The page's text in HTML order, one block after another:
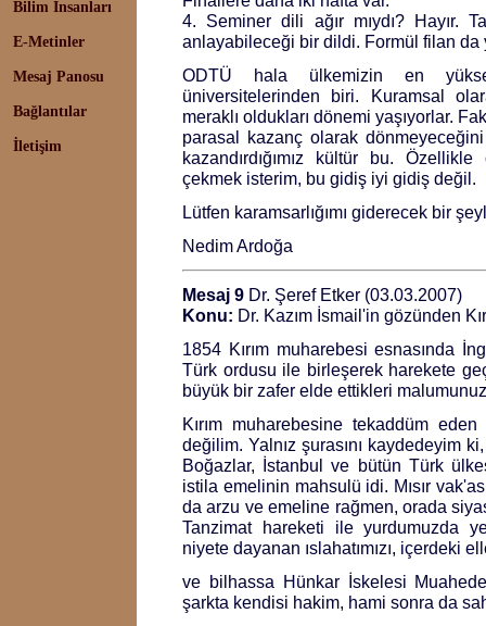
Bilim İnsanları
E-Metinler
Mesaj Panosu
Bağlantılar
İletişim
4. Seminer dili ağır mıydı? Hayır.
anlayabileceği bir dildi. Formül filan da
ODTÜ hala ülkemizin en
üniversitelerinden biri. Kuramsal
meraklı oldukları dönemi yaşıyorlar.
parasal kazanç olarak
kazandırdığımız kültür bu.
çekmek isterim, bu gidiş iyi gidiş değil.
Lütfen karamsarlığımı giderecek bir
Nedim Ardoğa
Mesaj 9 Dr. Şeref Etker (03.03.2007)
Konu: Dr. Kazım İsmail'in gözünden
1854 Kırım muharebesi esnasında
Türk ordusu ile birleşerek harekete
büyük bir zafer elde ettikleri
Kırım muharebesine tekaddüm
değilim. Yalnız şurasını kaydedeyim
Boğazlar, İstanbul ve bütün Türk
istila emelinin mahsulü idi. Mısır
da arzu ve emeline rağmen, orada
Tanzimat hareketi ile yurdumuzda
niyete dayanan ıslahatımızı, içerdeki
ve bilhassa Hünkar İskelesi
şarkta kendisi hakim, hami sonra da